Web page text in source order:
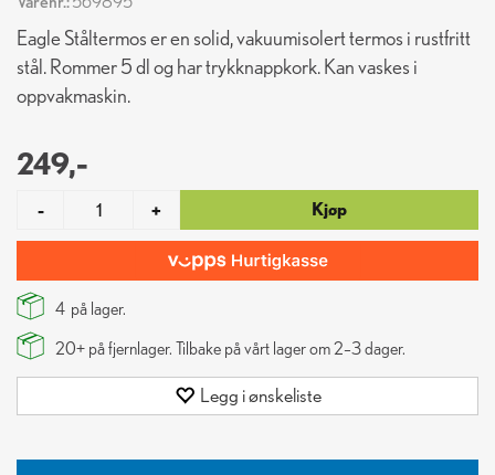
Eagle Ståltermos er en solid, vakuumisolert termos i rustfritt
stål. Rommer 5 dl og har trykknappkork. Kan vaskes i
oppvakmaskin.
249,-
- + Kjøp
4 på lager.
20+ på fjernlager. Tilbake på vårt lager om 2–3 dager.
Legg i ønskeliste